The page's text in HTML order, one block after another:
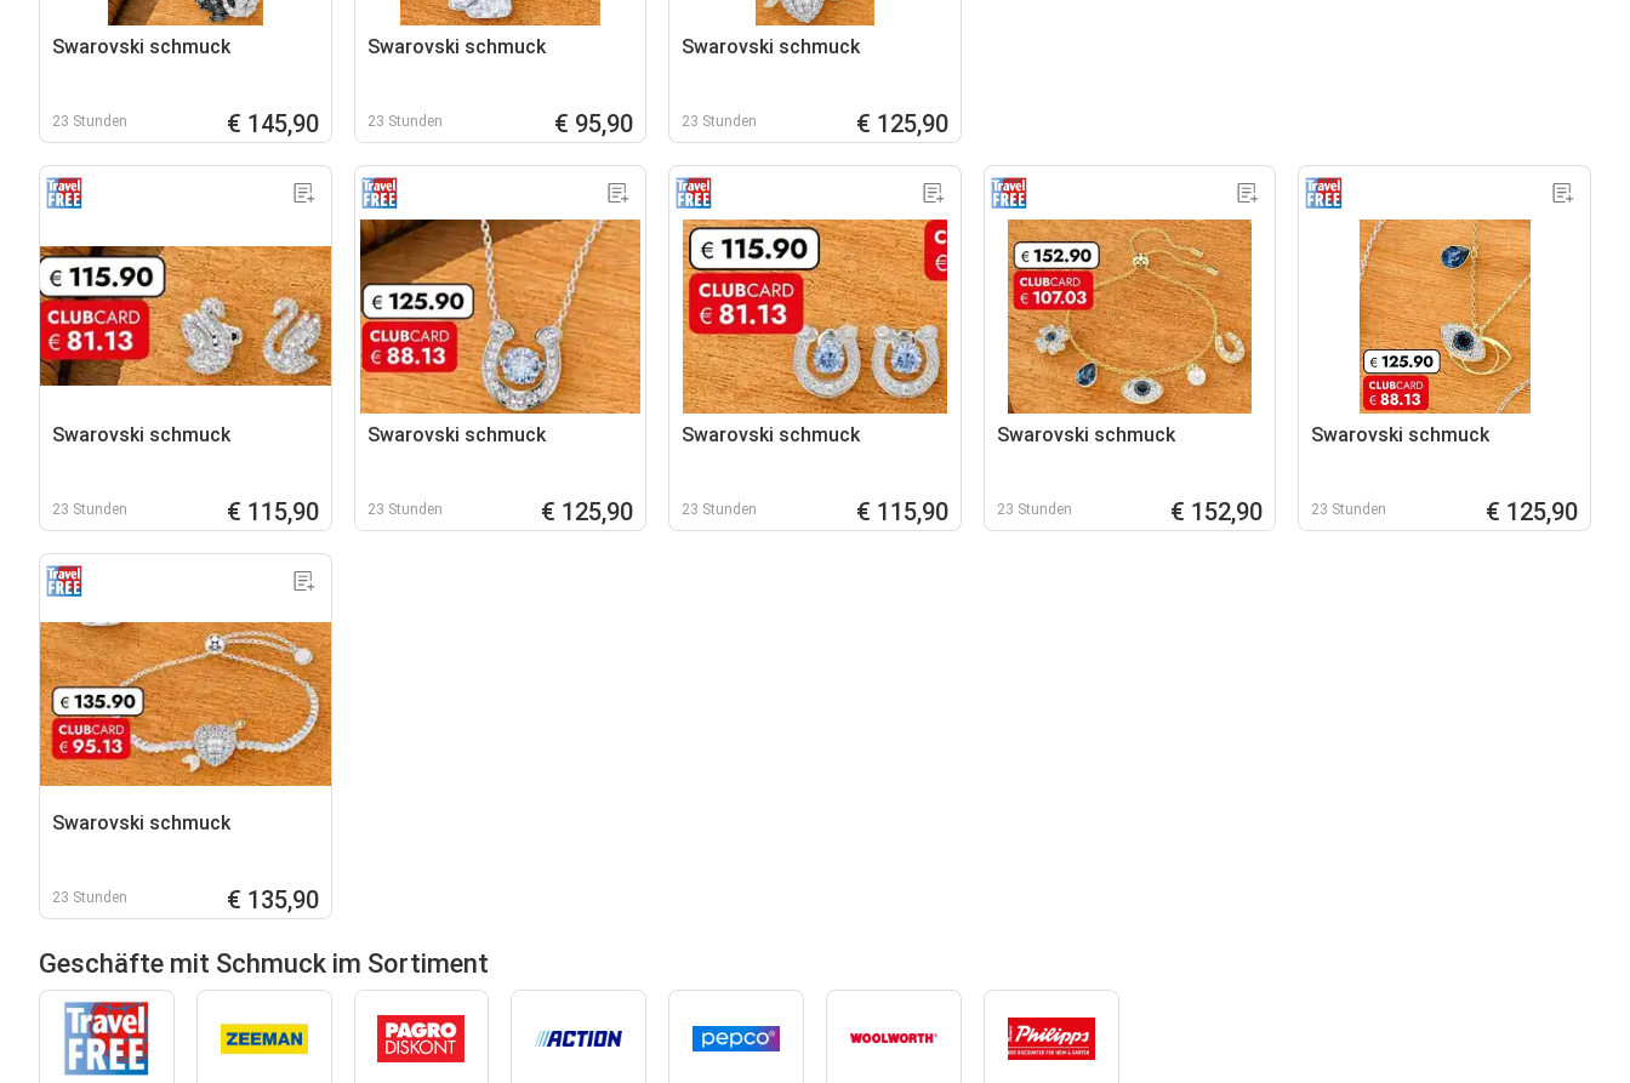
Swarovski schmuck
23 Stunden € 145,90
Swarovski schmuck
23 Stunden € 95,90
Swarovski schmuck
23 Stunden € 125,90
Swarovski schmuck
23 Stunden € 115,90
Swarovski schmuck
23 Stunden € 125,90
Swarovski schmuck
23 Stunden € 115,90
Swarovski schmuck
23 Stunden € 152,90
Swarovski schmuck
23 Stunden € 125,90
Swarovski schmuck
23 Stunden € 135,90
Geschäfte mit Schmuck im Sortiment